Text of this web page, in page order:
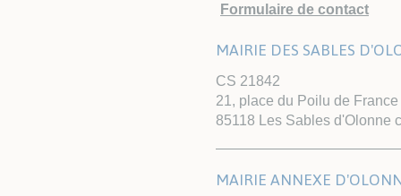
Formulaire de contact
MAIRIE DES SABLES
CS 21842
21, place du Poilu de France
85118 Les Sables d'Olonne
MAIRIE ANNEXE